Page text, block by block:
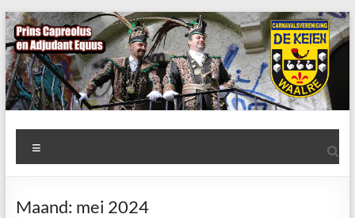
Ga
naar
de
inhoud
AWC
de
Keien
Maand: mei 2024